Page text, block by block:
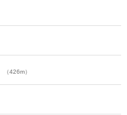
（426m）